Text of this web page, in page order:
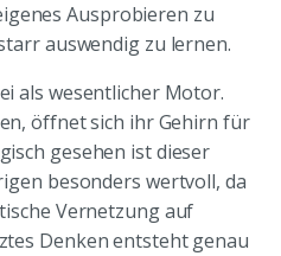
Ausprobieren zu
auswendig zu lernen.
als wesentlicher Motor.
öffnet sich ihr Gehirn für
gesehen ist dieser
besonders wertvoll, da
Vernetzung auf
Denken entsteht genau